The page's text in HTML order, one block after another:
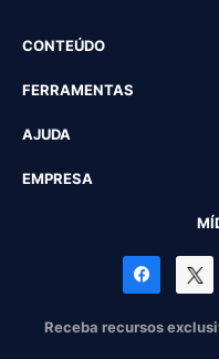
CONTEÚDO
FERRAMENTAS
AJUDA
EMPRESA
Receba recursos